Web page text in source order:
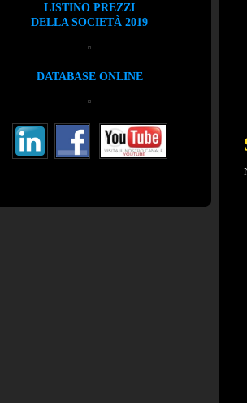
LISTINO PREZZI
DELLA SOCIETÀ 2019
DATABASE ONLINE